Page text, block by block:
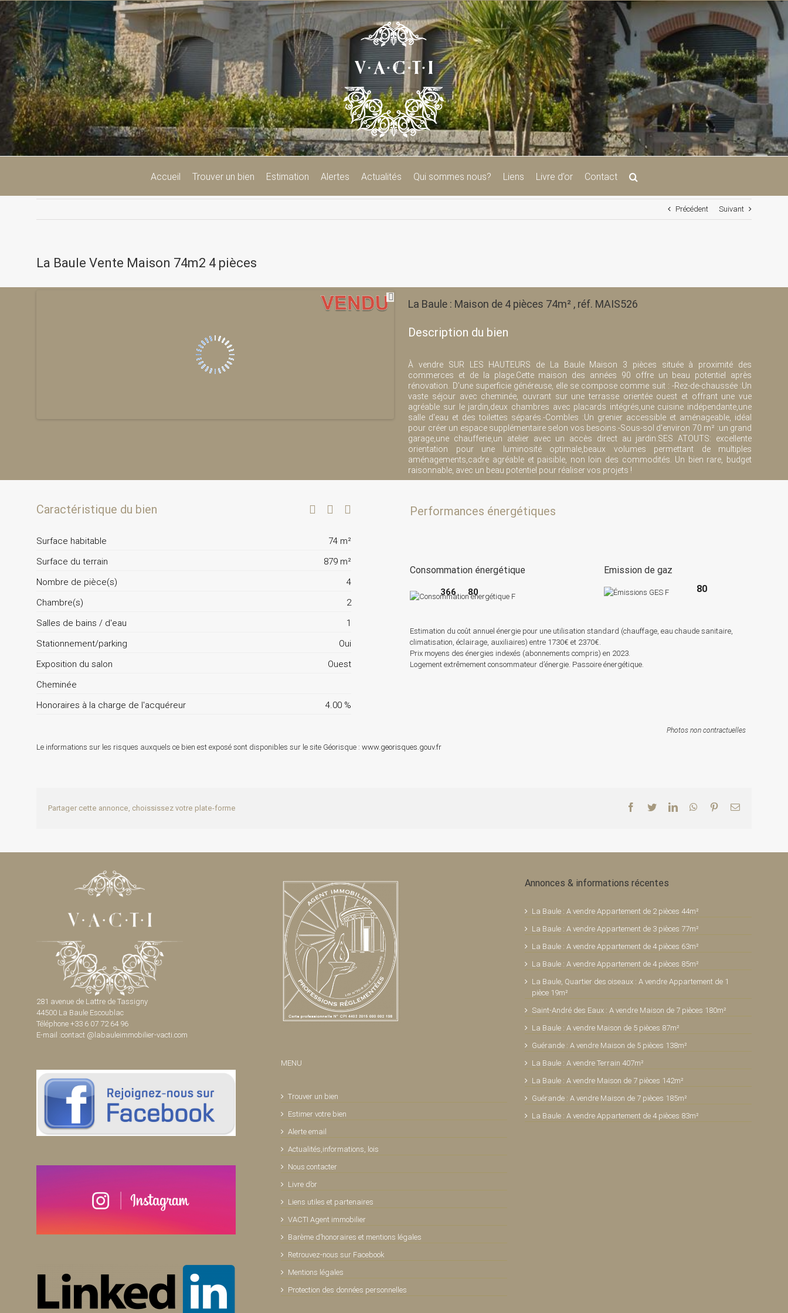
Passer
au
contenu
Accueil Trouver un bien Estimation Alertes Actualités Qui sommes nous? Liens Livre d’or Contact
Précédent Suivant
La Baule Vente Maison 74m2 4 pièces
La Baule : Maison de 4 pièces 74m² , réf. MAIS526
Description du bien
À vendre SUR LES HAUTEURS de La Baule Maison 3 pièces située à proximité des
commerces et de la plage.Cette maison des années 90 offre un beau potentiel après
rénovation. D’une superficie généreuse, elle se compose comme suit : -Rez-de-chaussée :Un
vaste séjour avec cheminée, ouvrant sur une terrasse orientée ouest et offrant une vue
agréable sur le jardin,deux chambres avec placards intégrés,une cuisine indépendante,une
salle d'eau et des toilettes séparés.-Combles :Un grenier accessible et aménageable, idéal
pour créer un espace supplémentaire selon vos besoins.-Sous-sol d'environ 70 m² :un grand
garage,une chaufferie,un atelier avec un accès direct au jardin.SES ATOUTS: excellente
orientation pour une luminosité optimale,beaux volumes permettant de multiples
aménagements,cadre agréable et paisible, non loin des commodités. Un bien rare, budget
raisonnable, avec un beau potentiel pour réaliser vos projets !
Caractéristique du bien
Surface habitable
74 m²
Surface du terrain
879 m²
Nombre de pièce(s)
4
Chambre(s)
2
Salles de bains / d'eau
1
Stationnement/parking
Oui
Exposition du salon
Ouest
Cheminée
Honoraires à la charge de l'acquéreur
4.00 %
Performances énergétiques
Consommation énergétique
366 80
Emission de gaz
80
Estimation du coût annuel énergie pour une utilisation standard (chauffage, eau chaude sanitaire,
climatisation, éclairage, auxiliaires) entre 1730€ et 2370€.
Prix moyens des énergies indexés (abonnements compris) en 2023.
Logement extrêmement consommateur d’énergie. Passoire énergétique.
Photos non contractuelles
Le informations sur les risques auxquels ce bien est exposé sont disponibles sur le site Géorisque : www.georisques.gouv.fr
Partager cette annonce, choississez votre plate-forme Facebook
TwitterLinkedInWhatsApp
PinterestEmail
281 avenue de Lattre de Tassigny
44500 La Baule Escoublac
Téléphone +33 6 07 72 64 96
E-mail :contact @labauleimmobilier-vacti.com
MENU
Trouver un bien
Estimer votre bien
Alerte email
Actualités,informations, lois
Nous contacter
Livre d’or
Liens utiles et partenaires
VACTI Agent immobilier
Barème d’honoraires et mentions légales
Retrouvez-nous sur Facebook
Mentions légales
Protection des données personnelles
Annonces & informations récentes
La Baule : A vendre Appartement de 2 pièces 44m²
La Baule : A vendre Appartement de 3 pièces 77m²
La Baule : A vendre Appartement de 4 pièces 63m²
La Baule : A vendre Appartement de 4 pièces 85m²
La Baule, Quartier des oiseaux : A vendre Appartement de 1
pièce 19m²
Saint-André des Eaux : A vendre Maison de 7 pièces 180m²
La Baule : A vendre Maison de 5 pièces 87m²
Guérande : A vendre Maison de 5 pièces 138m²
La Baule : A vendre Terrain 407m²
La Baule : A vendre Maison de 7 pièces 142m²
Guérande : A vendre Maison de 7 pièces 185m²
La Baule : A vendre Appartement de 4 pièces 83m²